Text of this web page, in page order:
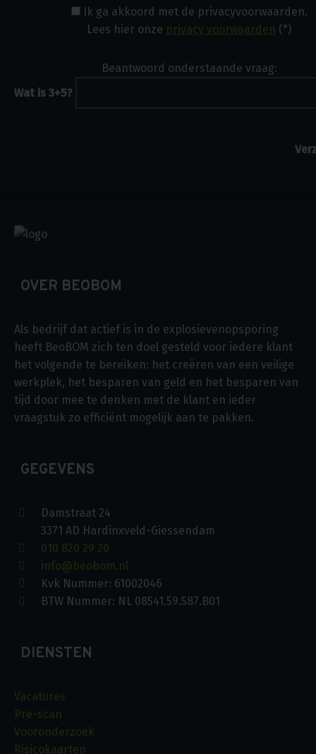
Ik ga akkoord met de privacyvoorwaarden.
Lees hier onze privacy voorwaarden (*)
Beantwoord onderstaande vraag:
Wat is 3+5?
OVER BEOBOM
Als bedrijf dat actief is in de explosievenopsporing
heeft BeoBOM zich ten doel gesteld voor iedere klant
het volgende te bereiken: het creëren van een veilige
werkplek, het besparen van geld en het besparen van
tijd door mee te denken met de klant en ieder
vraagstuk zo efficiënt mogelijk aan te pakken.
GEGEVENS
Damstraat 24
3371 AD Hardinxveld-Giessendam
010 820 29 20
info@beobom.nl
Kvk Nummer: 61002046
BTW Nummer: NL 08541.59.587.B01
DIENSTEN
Vacatures
Pre-scan
Vooronderzoek
Risicokaarten